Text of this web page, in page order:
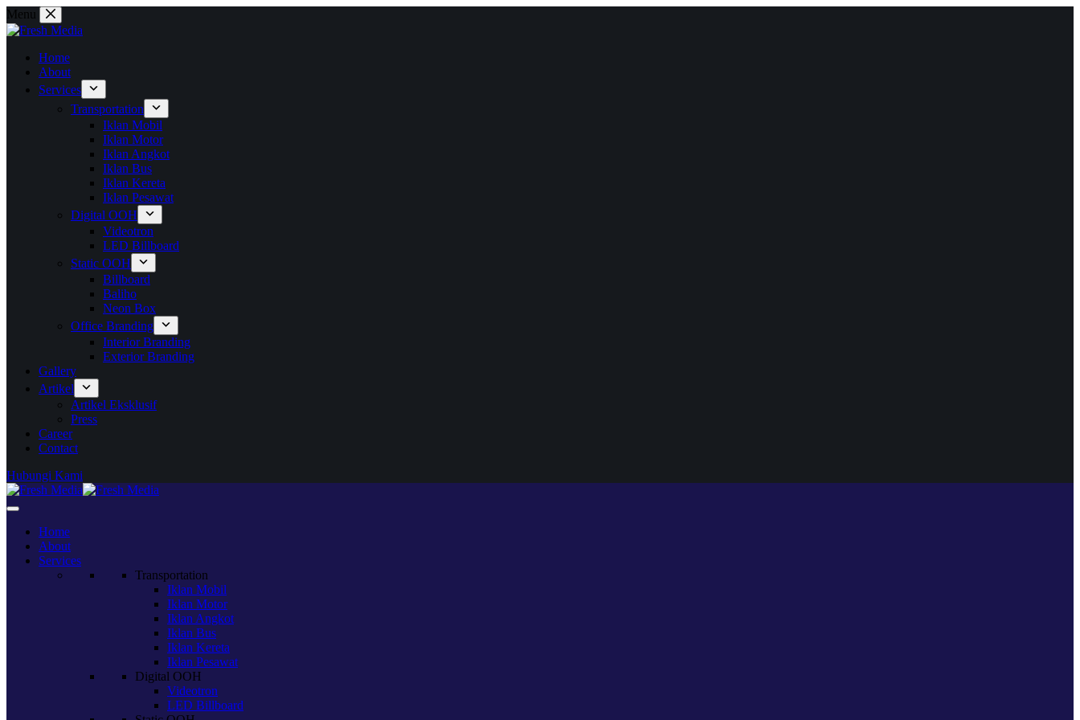
Skip
to
Menu
Home
About
Services
Transportation
Iklan Mobil
Iklan Motor
Iklan Angkot
Iklan Bus
Iklan Kereta
Iklan Pesawat
Digital OOH
Videotron
LED Billboard
Static OOH
Billboard
Baliho
Neon Box
Office Branding
Interior Branding
Exterior Branding
Gallery
Artikel
Artikel Eksklusif
Press
Career
Contact
Hubungi Kami
Home
About
Services
Transportation
Iklan Mobil
Iklan Motor
Iklan Angkot
Iklan Bus
Iklan Kereta
Iklan Pesawat
Digital OOH
Videotron
LED Billboard